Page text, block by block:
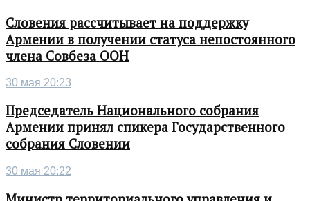
Словения рассчитывает на поддержку
Армении в получении статуса непостоянного
члена Совбеза ООН
30 мая 20:23
Председатель Национального собрания
Армении принял спикера Государственного
собрания Словении
30 мая 20:22